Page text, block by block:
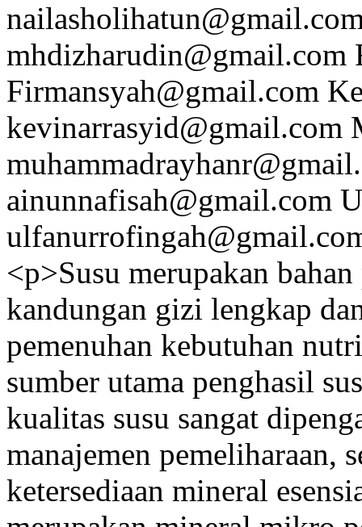
mhdizharudin@gmail.com
Firmansyah@gmail.com
kevinarrasyid@gmail.com
ainunnafisah@gmail.com
<p>Susu merupakan
kandungan gizi lengkap
pemenuhan kebutuhan
sumber utama penghasil
kualitas susu sangat
manajemen pemeliharaan,
ketersediaan mineral